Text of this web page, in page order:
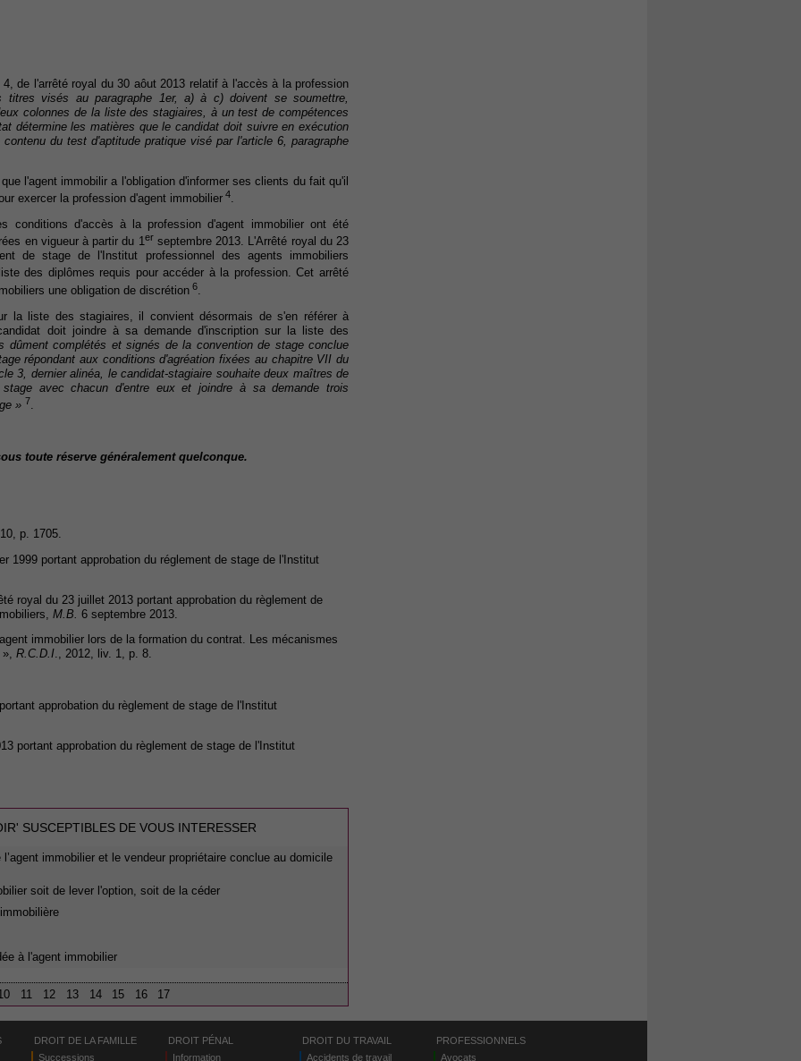
de l'arrêté royal du 30 aôut 2013 relatif à l'accès à la profession
titres visés au paragraphe 1er, a) à c) doivent se soumettre,
colonnes de la liste des stagiaires, à un test de compétences
détermine les matières que le candidat doit suivre en exécution
du test d'aptitude pratique visé par l'article 6, paragraphe
l'agent immobilir a l'obligation d'informer ses clients du fait qu'il
exercer la profession d'agent immobilier 4.
conditions d'accès à la profession d'agent immobilier ont été
en vigueur à partir du 1er septembre 2013. L'Arrêté royal du 23
de stage de l'Institut professionnel des agents immobiliers
des diplômes requis pour accéder à la profession. Cet arrêté
une obligation de discrétion 6
la liste des stagiaires,
il convient désormais de s'en référer à
doit joindre à sa demande d'inscription sur la liste des
dûment complétés et signés de la convention de stage conclue
répondant aux conditions d'agréation fixées au chapitre VII du
3, dernier alinéa, le candidat-stagiaire souhaite deux maîtres de
avec chacun d'entre eux et joindre à sa demande trois
» 7.
toute réserve généralement quelconque.
p. 1705.
1999 portant approbation du réglement de stage de l'Institut
royal du 23 juillet 2013 portant approbation du règlement de
M.B. 6 septembre 2013.
immobilier lors de la formation du contrat. Les mécanismes
R.C.D.I., 2012, liv. 1, p. 8.
approbation du règlement de stage de l'Institut
portant approbation du règlement de stage de l'Institut
SUSCEPTIBLES DE VOUS INTERESSER
immobilier et le vendeur propriétaire conclue au domicile
soit de lever l'option, soit de la céder
à l'agent immobilier
11 12 13 14 15 16 17
DROIT DE LA FAMILLE
Successions
DROIT PÉNAL
Information
DROIT DU TRAVAIL
Accidents de travail
PROFESSIONNELS
Avocats